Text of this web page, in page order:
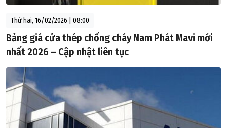
Thứ hai, 16/02/2026 | 08:00
Bảng giá cửa thép chống cháy Nam Phát Mavi mới
nhất 2026 – Cập nhật liên tục